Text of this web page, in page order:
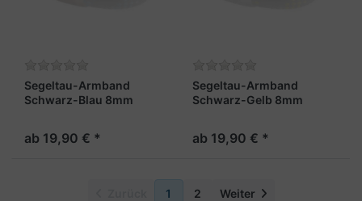
Segeltau-Armband
Schwarz-Blau 8mm
ab 19,90 € *
Segeltau-Armband
Schwarz-Gelb 8mm
ab 19,90 € *
1 2 Weiter